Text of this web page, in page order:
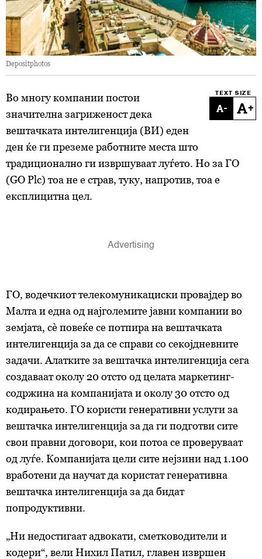
Depositphotos
TEXT SIZE
- +
Во многу компании постои
значителна загриженост дека
вештачката интелигенција (ВИ) еден
ден ќе ги преземе работните места што
традиционално ги извршуваат луѓето. Но за ГО
(GO Plc) тоа не е страв, туку, напротив, тоа е
експлицитна цел.
ГО, водечкиот телекомуникациски провајдер во
Малта и една од најголемите јавни компании во
земјата, сè повеќе се потпира на вештачката
интелигенција за да се справи со секојдневните
задачи. Алатките за вештачка интелигенција сега
создаваат околу 20 отсто од целата маркетинг-
содржина на компанијата и околу 30 отсто од
кодирањето. ГО користи генеративни услуги за
вештачка интелигенција за да ги подготви сите
свои правни договори, кои потоа се проверуваат
од луѓе. Компанијата цели сите нејзини над 1.100
вработени да научат да користат генеративна
вештачка интелигенција за да бидат
попродуктивни.
„Ни недостигаат адвокати, сметководители и
кодери“, вели Нихил Патил, главен извршен